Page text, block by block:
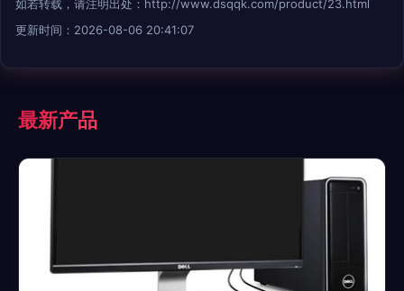
如若转载，请注明出处：http://www.dsqqk.com/product/23.html
更新时间：2026-08-06 20:41:07
最新产品